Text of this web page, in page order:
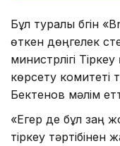
Бұл туралы бүгін
өткен дөңгелек
министрлігі
көрсету
Бектенов мәлім
«Егер де бұл заң
тіркеу тәртібінен